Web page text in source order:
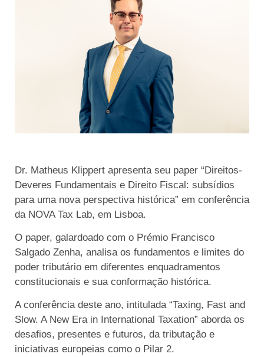
Dr. Matheus Klippert apresenta seu paper “Direitos-
Deveres Fundamentais e Direito Fiscal: subsídios
para uma nova perspectiva histórica” em conferência
da NOVA Tax Lab, em Lisboa.
O paper, galardoado com o Prémio Francisco
Salgado Zenha, analisa os fundamentos e limites do
poder tributário em diferentes enquadramentos
constitucionais e sua conformação histórica.
A conferência deste ano, intitulada “Taxing, Fast and
Slow. A New Era in International Taxation” aborda os
desafios, presentes e futuros, da tributação e
iniciativas europeias como o Pilar 2.